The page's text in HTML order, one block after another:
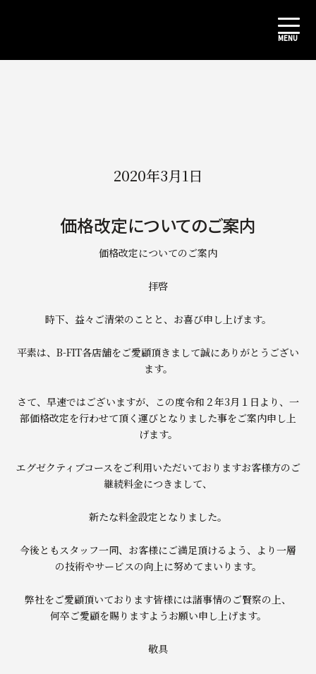
2020年3月1日
価格改定についてのご案内
価格改定についてのご案内
拝啓
時下、益々ご清栄のことと、お喜び申し上げます。
平素は、B-FIT各店舗をご愛顧頂きまして誠にありがとうござい
ます。
さて、早速ではございますが、この度令和２年3月１日より、一
部価格改定を行わせて頂く運びとなりました事をご案内申し上
げます。
エグゼクティブコースをご利用いただいておりますお客様方のご
継続料金につきまして、
新たな料金設定となりました。
今後ともスタッフ一同、お客様にご満足頂けるよう、より一層
の技術やサービスの向上に努めてまいります。
弊社をご愛顧頂いております皆様には諸事情のご賢察の上、
何卒ご愛顧を賜りますようお願い申し上げます。
敬具